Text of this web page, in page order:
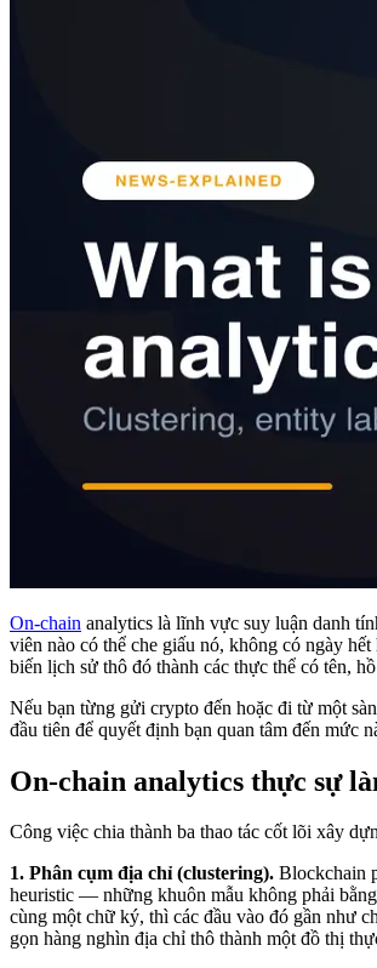
On-chain analytics là lĩnh vực suy luận danh
viên nào có thể che giấu nó, không có ngày
biến lịch sử thô đó thành các thực thể có tên,
Nếu bạn từng gửi crypto đến hoặc đi từ một
đầu tiên để quyết định bạn quan tâm đến mức
On-chain analytics thực sự
Công việc chia thành ba thao tác cốt lõi xây
1. Phân cụm địa chỉ (clustering). Blockchain
heuristic — những khuôn mẫu không phải
cùng một chữ ký, thì các đầu vào đó gần như
gọn hàng nghìn địa chỉ thô thành một đồ thị